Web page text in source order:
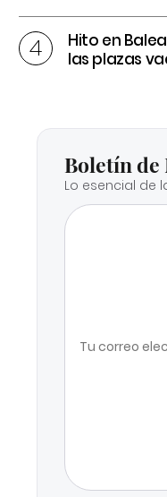
Hito en
las plazas
Boletín
Lo esencial de